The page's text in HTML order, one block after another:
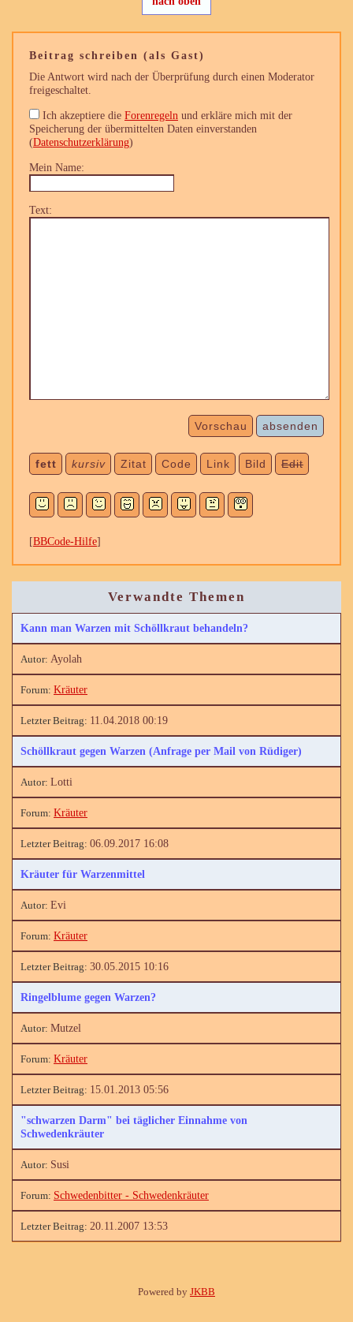
Beitrag schreiben (als Gast)
Die Antwort wird nach der Überprüfung durch einen Moderator
freigeschaltet.
Ich akzeptiere die Forenregeln und erkläre mich mit der
Speicherung der übermittelten Daten einverstanden
(Datenschutzerklärung)
Mein Name:
Text:
Vorschau absenden
fett kursiv Zitat Code Link Bild Edit
[BBCode-Hilfe]
Verwandte Themen
Kann man Warzen mit Schöllkraut behandeln?
Ayolah
Kräuter
11.04.2018 00:19
Schöllkraut gegen Warzen (Anfrage per Mail von Rüdiger)
Lotti
Kräuter
06.09.2017 16:08
Kräuter für Warzenmittel
Evi
Kräuter
30.05.2015 10:16
Ringelblume gegen Warzen?
Mutzel
Kräuter
15.01.2013 05:56
"schwarzen Darm" bei täglicher Einnahme von
Schwedenkräuter
Susi
Schwedenbitter - Schwedenkräuter
20.11.2007 13:53
Powered by JKBB